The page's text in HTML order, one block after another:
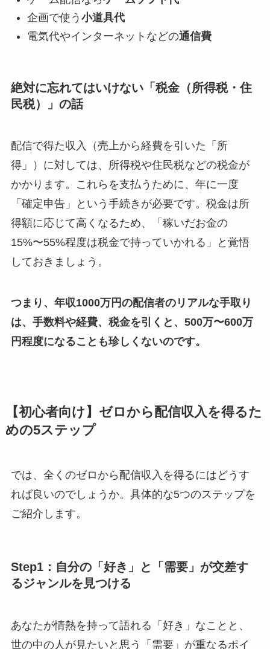
企画で使う 小道具代
電気代やインターネットなどの通信費
絶対に忘れてはいけない「税金（所得税・住
民税）」の話
配信で得た収入（売上から経費を引いた「所
得」）に対しては、所得税や住民税などの税金が
かかります。これらを支払うために、年に一度
「確定申告」という手続きが必要です。税金は所
得額に応じて高くなるため、「稼いだお金の
15%〜55%程度は税金で持っていかれる」と覚悟
しておきましょう。
つまり、年収1000万円の配信者のリアルな手取り
は、手数料や経費、税金を引くと、500万〜600万
円程度になることも珍しくないのです。
【初心者向け】ゼロから配信収入を得るた
めの5ステップ
では、全くのゼロから配信収入を得るにはどうす
れば良いのでしょうか。具体的な5つのステップを
ご紹介します。
Step1：自分の「好き」と「需要」が交差す
るジャンルを見つける
あなたが情熱を持って語れる「好き」なことと、
世の中の人が見たいと思う「需要」が重なるポイ